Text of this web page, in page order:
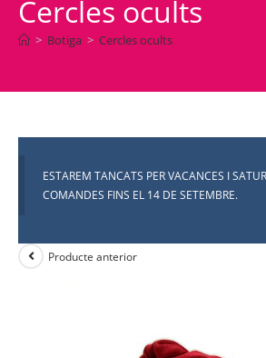
Cercles ocults
> Botiga > Cercles ocults
ESTAREM TANCATS PER VACANCES I
COMANDES FINS EL 14 DE SETEMBRE.
Producte anterior